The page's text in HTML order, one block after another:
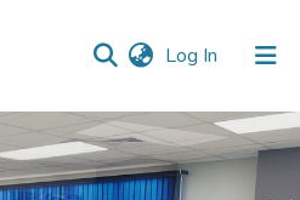
Log In (current)